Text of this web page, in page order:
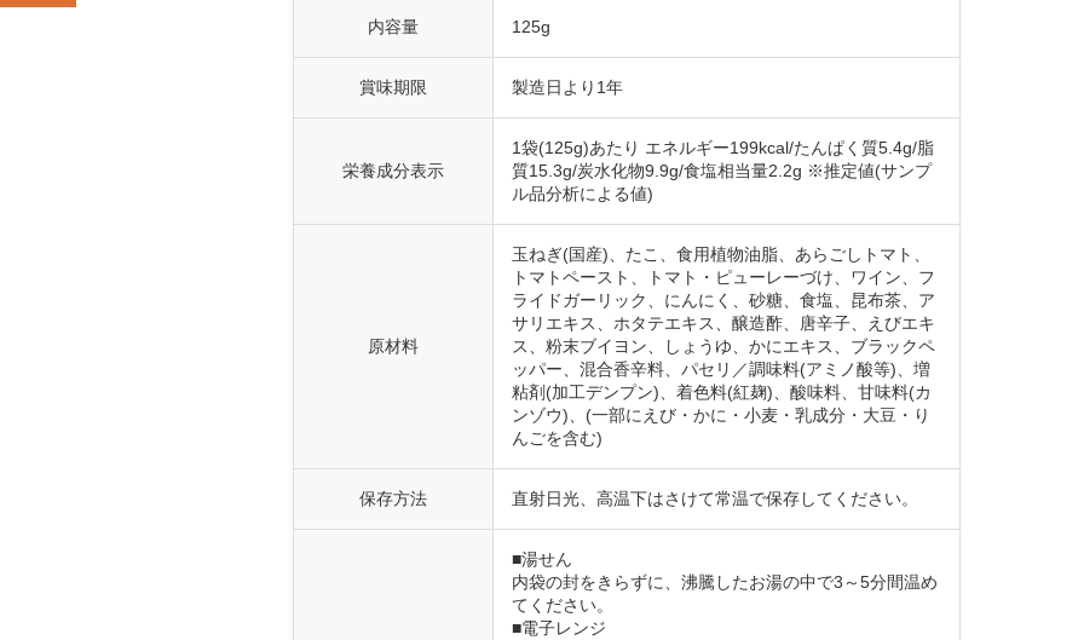
内容量 125g
賞味期限 製造日より1年
栄養成分表示
1袋(125g)あたり エネルギー199kcal/たんぱく質5.4g/脂
質15.3g/炭水化物9.9g/食塩相当量2.2g ※推定値(サンプ
ル品分析による値)
原材料
玉ねぎ(国産)、たこ、食用植物油脂、あらごしトマト、
トマトペースト、トマト・ピューレーづけ、ワイン、フ
ライドガーリック、にんにく、砂糖、食塩、昆布茶、ア
サリエキス、ホタテエキス、醸造酢、唐辛子、えびエキ
ス、粉末ブイヨン、しょうゆ、かにエキス、ブラックペ
ッパー、混合香辛料、パセリ／調味料(アミノ酸等)、増
粘剤(加工デンプン)、着色料(紅麹)、酸味料、甘味料(カ
ンゾウ)、(一部にえび・かに・小麦・乳成分・大豆・り
んごを含む)
保存方法 直射日光、高温下はさけて常温で保存してください。
■湯せん
内袋の封をきらずに、沸騰したお湯の中で3～5分間温め
てください。
■電子レンジ